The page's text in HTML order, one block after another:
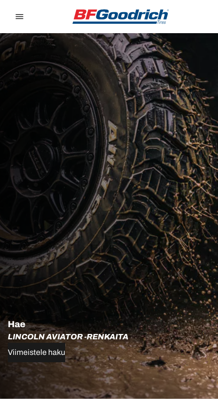
Hae
LINCOLN AVIATOR -RENKAITA
Viimeistele haku